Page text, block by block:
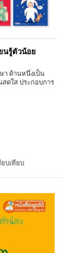
นรู้ตัวน้อย
า ด้านหนึ่งเป็น
ดใส ประกอบการ
ยบเทียบ